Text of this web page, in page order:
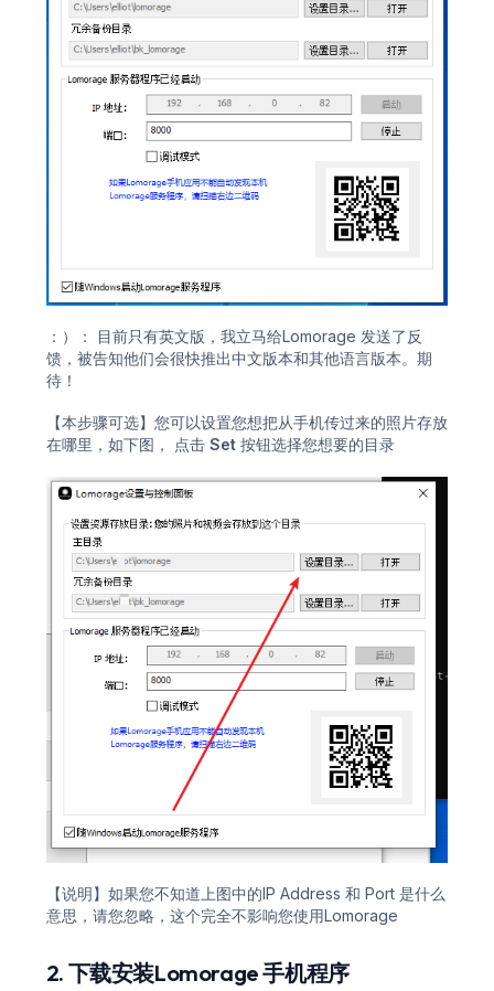
：）： 目前只有英文版，我立马给Lomorage 发送了反
馈，被告知他们会很快推出中文版本和其他语言版本。期
待！
【本步骤可选】您可以设置您想把从手机传过来的照片存放
在哪里，如下图， 点击 Set按钮选择您想要的目录
【说明】如果您不知道上图中的IP Address 和 Port 是什么
意思，请您忽略，这个完全不影响您使用Lomorage
2. 下载安装Lomorage 手机程序